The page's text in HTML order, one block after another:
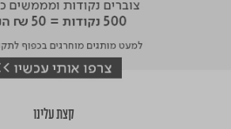
קצת עלינו